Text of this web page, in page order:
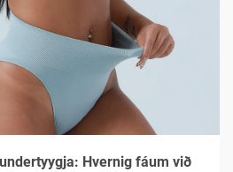
Hvernig fáum við